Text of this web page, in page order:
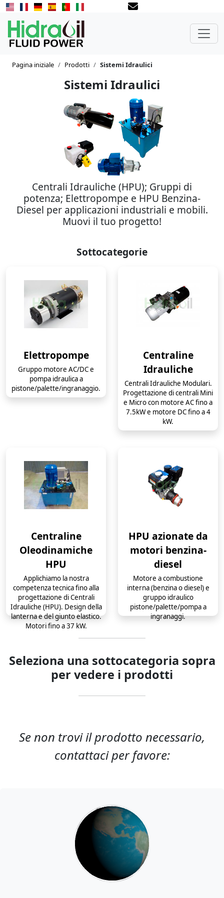
Pagina iniziale Prodotti Sistemi Idraulici
Sistemi Idraulici
Centrali Idrauliche (HPU); Gruppi di
potenza; Elettropompe e HPU Benzina-
Diesel per applicazioni industriali e mobili.
Muovi il tuo progetto!
Sottocategorie
Elettropompe
Gruppo motore AC/DC e
pompa idraulica a
pistone/palette/ingranaggio.
Centraline
Idrauliche
Centrali Idrauliche Modulari.
Progettazione di centrali Mini
e Micro con motore AC fino a
7.5kW e motore DC fino a 4
kW.
Centraline
Oleodinamiche
HPU
Applichiamo la nostra
competenza tecnica fino alla
progettazione di Centrali
Idrauliche (HPU). Design della
lanterna e del giunto elastico.
Motori fino a 37 kW.
HPU azionate da
motori benzina-
diesel
Motore a combustione
interna (benzina o diesel) e
gruppo idraulico
pistone/palette/pompa a
ingranaggi.
Seleziona una sottocategoria sopra
per vedere i prodotti
Se non trovi il prodotto necessario,
contattaci per favore: